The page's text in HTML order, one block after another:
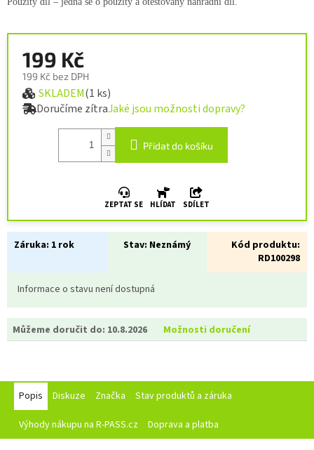
199 Kč
199 Kč bez DPH
Měrná cena:
SKLADEM(1 ks)
Doručíme zítraJaké jsou možnosti dopravy?
Přidat do košíku
ZEPTAT SE HLÍDAT SDÍLET
Záruka: 1 rok Stav: Neznámý
Kód produktu:
RD100298
Informace o stavu není dostupná
Můžeme doručit do: 10.8.2026 Možnosti doručení
Popis Diskuze Značka Stav produktů a záruka
Výhody nákupu na R-PASS.cz Doprava a platba